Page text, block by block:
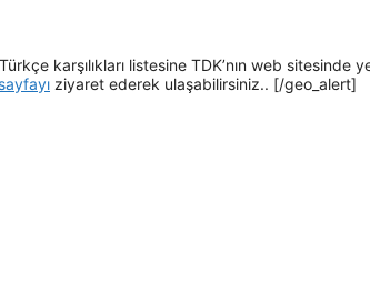
karşılıkları listesine TDK’nın web sitesinde
ziyaret ederek ulaşabilirsiniz.. [/geo_alert]